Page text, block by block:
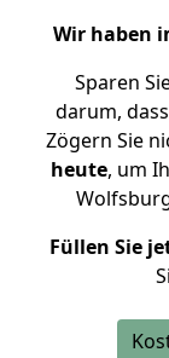
Wir haben
Sparen
darum,
Zögern Sie
heute, um
Füllen Sie